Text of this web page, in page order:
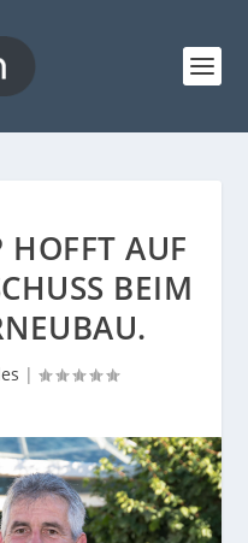
AUF
BEIM
|